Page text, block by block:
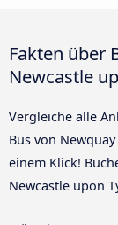
Fakten über
Newcastle
Vergleiche alle
Bus von
einem Klick!
Newcastle upon